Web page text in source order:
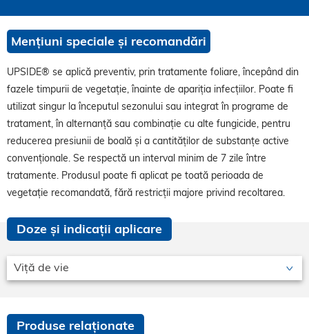
Mențiuni speciale și recomandări
UPSIDE® se aplică preventiv, prin tratamente foliare, începând din
fazele timpurii de vegetație, înainte de apariția infecțiilor. Poate fi
utilizat singur la începutul sezonului sau integrat în programe de
tratament, în alternanță sau combinație cu alte fungicide, pentru
reducerea presiunii de boală și a cantităților de substanțe active
convenționale. Se respectă un interval minim de 7 zile între
tratamente. Produsul poate fi aplicat pe toată perioada de
vegetație recomandată, fără restricții majore privind recoltarea.
Doze și indicații aplicare
Viță de vie
Produse relaționate